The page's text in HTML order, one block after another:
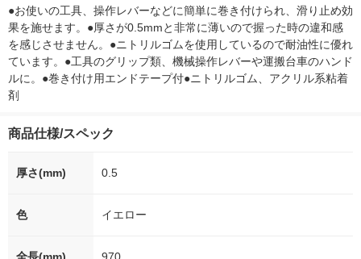
オリジナル
●お使いの工具、操作レバーなどに簡単に巻き付けられ、滑り止め効
果を施せます。●厚さが0.5mmと非常に薄いので握った時の違和感
を感じさせません。●ニトリルゴムを使用しているので耐油性に優れ
ています。●工具のグリップ類、機械操作レバーや運搬台車のハンド
ルに。●巻き付け用エンドテープ付●ニトリルゴム、アクリル系粘着
剤
商品仕様/スペック
厚さ(mm) 0.5
色 イエロー